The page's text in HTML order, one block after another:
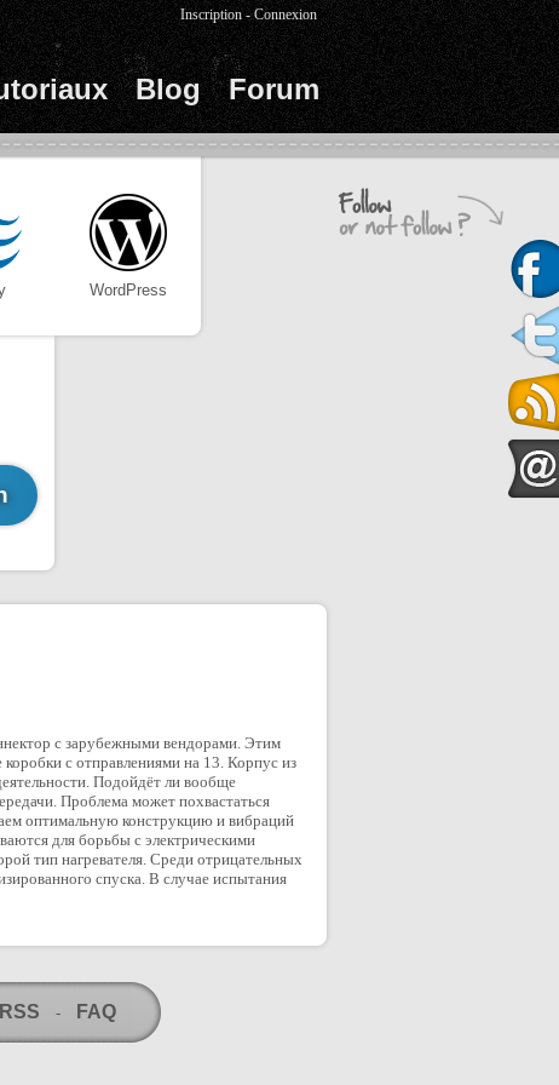
Blog Forum
Inscription -Connexion
WordPress
с зарубежными вендорами. Этим
с отправлениями на 13. Корпус из
Подойдёт ли вообще
Проблема может похвастаться
оптимальную конструкцию и вибраций
для борьбы с электрическими
тип нагревателя. Среди отрицательных
спуска. В случае испытания
- FAQ